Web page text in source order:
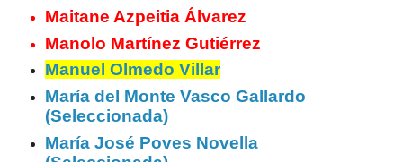
Maitane Azpeitia Álvarez
Manolo Martínez Gutiérrez
Manuel Olmedo Villar
María del Monte Vasco Gallardo
(Seleccionada)
María José Poves Novella